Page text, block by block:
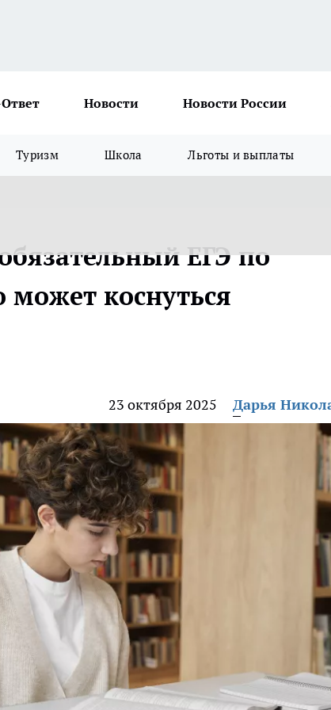
Новости Новости России
Туризм Школа Льготы и выплаты
ЕГЭ по
может коснуться
23 октября 2025 Дарья